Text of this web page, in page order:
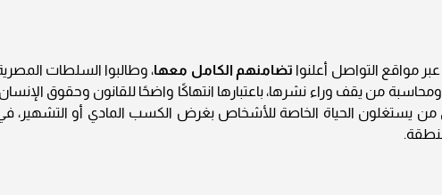
عبر مواقع التواصل أعلنوا تضامنهم الكامل معها، وطالبوا السلطات
من يقف وراء نشرها، باعتبارها انتهاكًا واضحًا للقانون وحقوق
من يستغلون الحياة الخاصة للأشخاص بغرض الكسب المادي أو التشهير،